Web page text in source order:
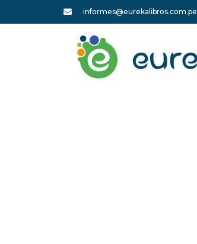
informes@eurekalibros.com.pe